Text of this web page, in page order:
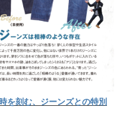
を刻む、ジーンズとの特別